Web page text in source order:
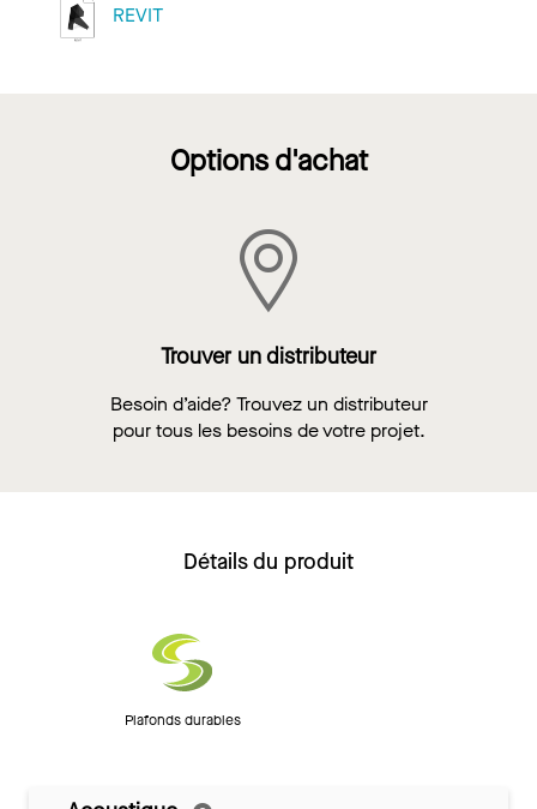
REVIT
Options d'achat
Trouver un distributeur
Besoin d’aide? Trouvez un distributeur
pour tous les besoins de votre projet.
Détails du produit
Plafonds durables